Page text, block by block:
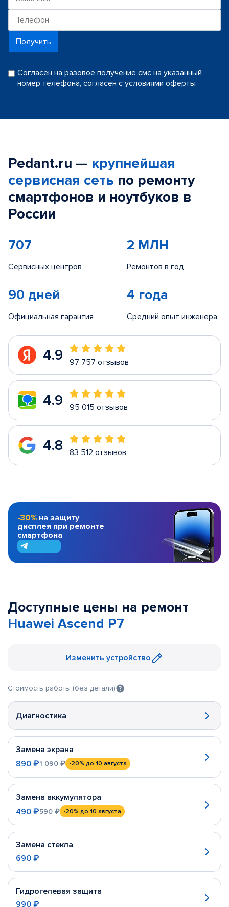
Получить
Согласен на разовое получение смс на указанный
номер телефона, согласен с условиями оферты
Pedant.ru — крупнейшая
сервисная сеть по ремонту
смартфонов и ноутбуков в
России
707
Сервисных центров
2 МЛН
Ремонтов в год
90 дней
Официальная гарантия
4 года
Средний опыт инженера
4.9 97 757 отзывов
4.9 95 015 отзывов
4.8 83 512 отзывов
-30% на защиту
дисплея при ремонте
смартфона
Доступные цены на ремонт
Huawei Ascend P7
Изменить устройство
Стоимость работы (без детали)
Диагностика
Замена экрана
890 ₽1 090 ₽ -20% до 10 августа
Замена аккумулятора
490 ₽590 ₽ -20% до 10 августа
Замена стекла
690 ₽
Гидрогелевая защита
990 ₽